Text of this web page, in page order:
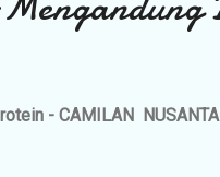
- CAMILAN